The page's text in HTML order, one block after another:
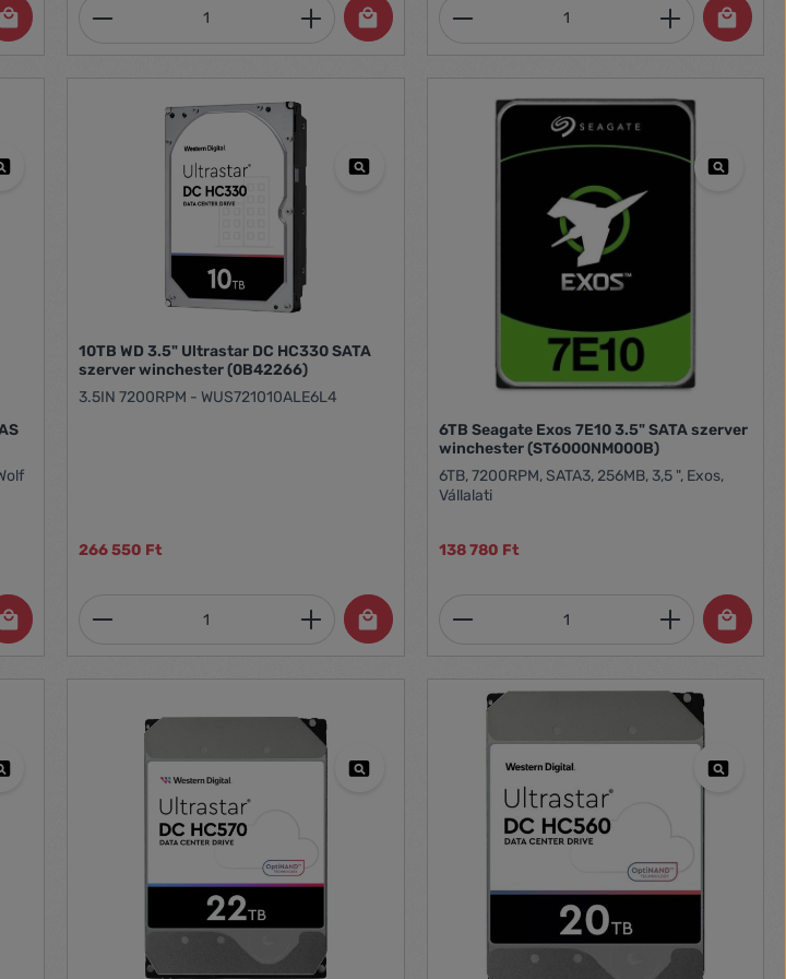
meg a kívánt mennyiséget, vagy használja a gombokat a
Termékmennyiség: Adja meg a kívánt mennyiséget, vagy
Termékmennyiség: Adja
meg a kívánt mennyiséget, vagy használja a gombokat a
10TB WD 3.5" Ultrastar DC HC330 SATA
szerver winchester (0B42266)
3.5IN 7200RPM - WUS721010ALE6L4
266 550 Ft
Termékmennyiség: Adja meg a kívánt mennyiséget, vagy
6TB Seagate Exos 7E10 3.5" SATA szerver
winchester (ST6000NM000B)
6TB, 7200RPM, SATA3, 256MB, 3,5 ", Exos,
Vállalati
138 780 Ft
Termékmennyiség: Adja